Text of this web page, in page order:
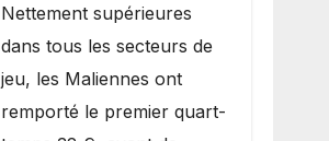
Nettement supérieures
dans tous les secteurs de
jeu, les Maliennes ont
remporté le premier quart-